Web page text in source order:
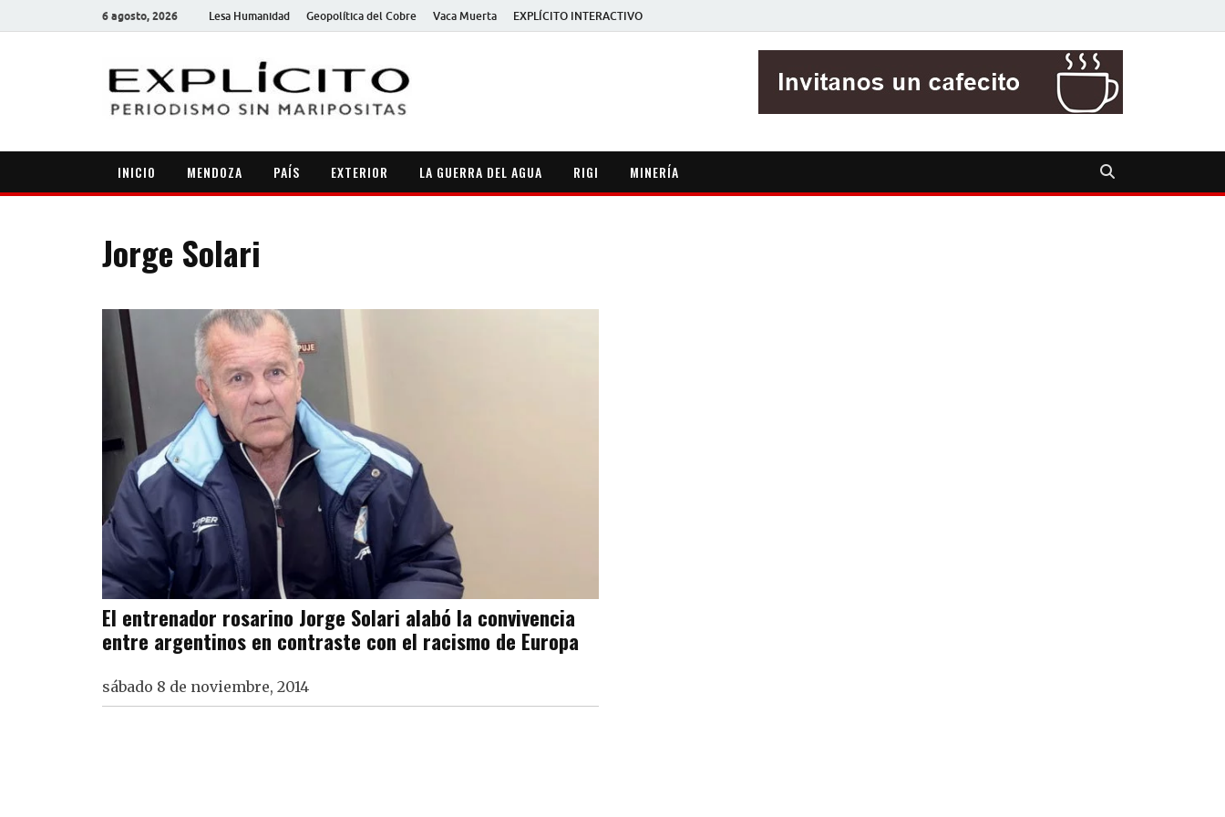
6 agosto, 2026 Lesa Humanidad Geopolítica del Cobre Vaca Muerta EXPLÍCITO INTERACTIVO
INICIO MENDOZA PAÍS EXTERIOR LA GUERRA DEL AGUA RIGI MINERÍA
Jorge Solari
El entrenador rosarino Jorge Solari alabó la convivencia
entre argentinos en contraste con el racismo de Europa
sábado 8 de noviembre, 2014